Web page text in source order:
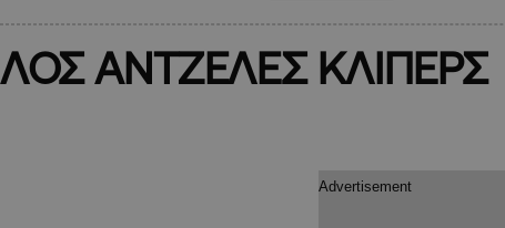
ΛΟΣ ΑΝΤΖΕΛΕΣ ΚΛΙΠΕΡΣ